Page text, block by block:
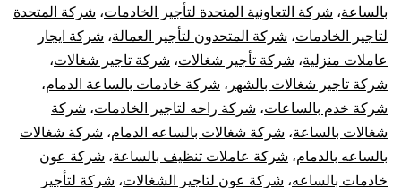
بالساعة، شركة التعاونية المتحدة لتأجير الخادمات، شركة المتحدة
لتاجير الخادمات، شركة المتحدون لتأجير العمالة، شركة ايجار
عاملات منزلية، شركة تأجير شغالات، شركة تاجير شغالات،
شركة تاجير شغالات بالشهر ، شركة خادمات بالساعة الدمام،
شركة خدم بالساعات، شركة راحه لتاجير الخادمات، شركة
شغالات بالساعة، شركة شغالات بالساعه الدمام، شركة شغالات
بالساعه بالدمام، شركة عاملات تنظيف بالساعة، شركة عون
خادمات بالساعه، شركة عون لتاجير الشغالات، شركة لتأجير